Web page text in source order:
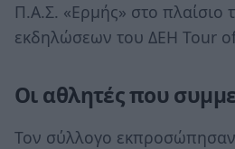
Π.Α.Σ. «Ερμής» στο
εκδηλώσεων του ΔΕΗ Tour
Οι αθλητές που
Τον σύλλογο εκπροσώπησαν